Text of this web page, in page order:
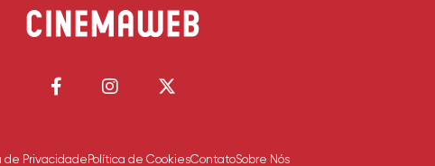
de Privacidade Política de CookiesContatoSobre Nós